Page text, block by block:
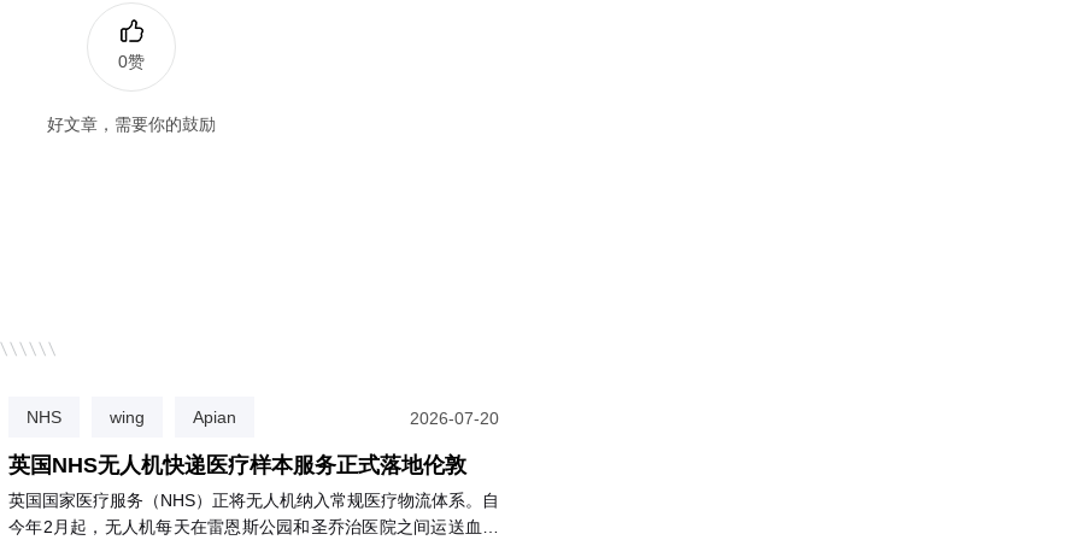
0赞
好文章，需要你的鼓励
NHS wing Apian 2026-07-20
英国NHS无人机快递医疗样本服务正式落地伦敦
英国国家医疗服务（NHS）正将无人机纳入常规医疗物流体系。自
今年2月起，无人机每天在雷恩斯公园和圣乔治医院之间运送血液